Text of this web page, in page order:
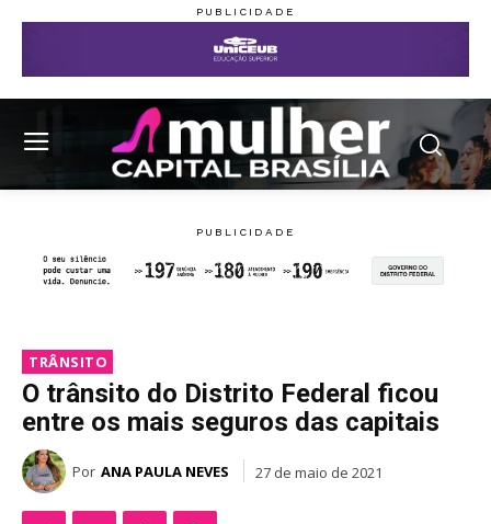
TRÂNSITO
O trânsito do Distrito Federal ficou
entre os mais seguros das capitais
Por ANA PAULA NEVES 27 de maio de 2021